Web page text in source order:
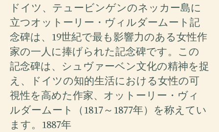
ドイツ、テュービンゲンのネッカー島に
立つオットーリー・ヴィルダームート記
念碑は、19世紀で最も影響力のある女性作
家の一人に捧げられた記念碑です。この
記念碑は、シュヴァーベン文化の精神を捉
え、ドイツの知的生活における女性の可
視性を高めた作家、オットーリー・ヴィ
ルダームート（1817～1877年）を称えてい
ます。1887年